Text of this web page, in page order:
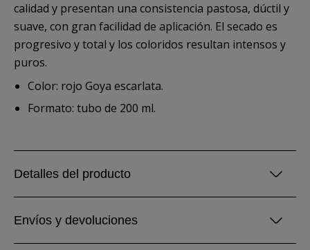
calidad y presentan una consistencia pastosa, dúctil y
suave, con gran facilidad de aplicación. El secado es
progresivo y total y los coloridos resultan intensos y
puros.
Color: rojo Goya escarlata.
Formato: tubo de 200 ml.
Detalles del producto
Envíos y devoluciones